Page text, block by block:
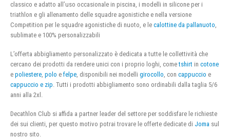
classico e adatto all’uso occasionale in piscina, i modelli in silicone per i
triathlon e gli allenamento delle squadre agonistiche e nella versione
Competition per le squadre agonistiche di nuoto, e le calottine da pallanuoto
sublimate e 100% personalizzabili
L’offerta abbigliamento personalizzato è dedicata a tutte le collettività che
cercano dei prodotti da rendere unici con i proprio loghi, cometshirt in cotone
e poliestere polo e felpe , disponibili nei modelli girocollo , con cappuccio e
cappuccio e zip . Tutti i prodotti abbigliamento sono ordinabili dalla taglia 5/6
anni alla 2xl.
Decathlon Club si affida a partner leader del settore per soddisfare le richieste
dei sui clienti, per questo motivo potrai trovare le offerte dedicate di Joma sul
nostro sito.